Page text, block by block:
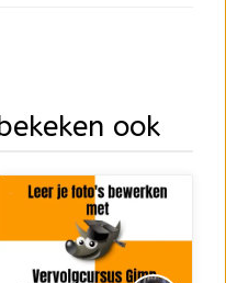
ook